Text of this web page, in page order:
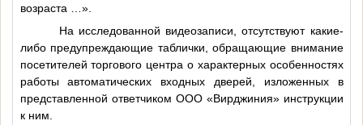
возраста …».
На исследованной видеозаписи, отсутствуют какие-
либо предупреждающие таблички, обращающие внимание
посетителей торгового центра о характерных особенностях
работы автоматических входных дверей, изложенных в
представленной ответчиком ООО «Вирджиния» инструкции
к ним.